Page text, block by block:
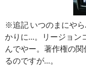
※追記 いつのまにや
かりに…。リージョン
んでやー。著作権の
るのですが…。